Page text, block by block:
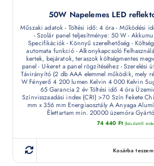
50W Napelemes LED
Műszaki adatok - Töltési idő: 4 óra - Működési
- Szolár panel teljesítménye: 50 W -
Specifikációk - Könnyű szerelhetőség -
automata funkció - Alkonykapcsoló
kertek, bejáratok, teraszok költségmentes
panel - U-keret a panel rögzítéséhez - Szerelési
Távirányító (2 db AAA elemmel működik, mely
W Fényerő 4 200 lumen Kelvin 4 000 Kelvin
65 Garancia 2 év Töltési idő 4 óra
Színvisszaadási index (CRI) >70 Szín Fekete
mm x 356 mm Energiaosztály A Anyaga
Élettartam min. 20000 üzemóra
74 440 Ft (készletről
Kosárba teszem